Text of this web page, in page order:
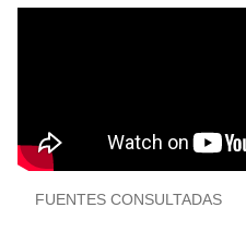
FUENTES CONSULTADAS